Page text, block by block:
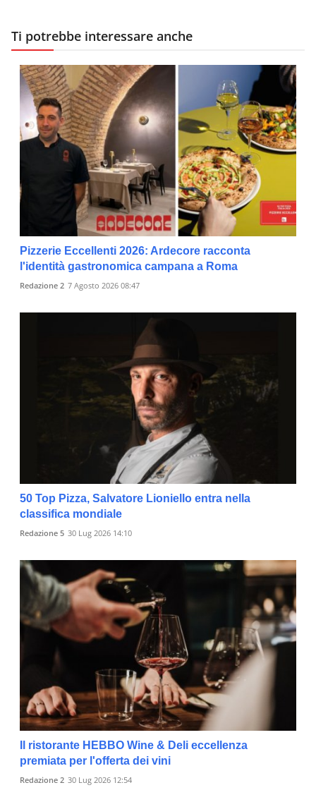
Ti potrebbe interessare anche
Pizzerie Eccellenti 2026: Ardecore racconta
l'identità gastronomica campana a Roma
Redazione 2 7 Agosto 2026 08:47
50 Top Pizza, Salvatore Lioniello entra nella
classifica mondiale
Redazione 5 30 Lug 2026 14:10
Il ristorante HEBBO Wine & Deli eccellenza
premiata per l'offerta dei vini
Redazione 2 30 Lug 2026 12:54